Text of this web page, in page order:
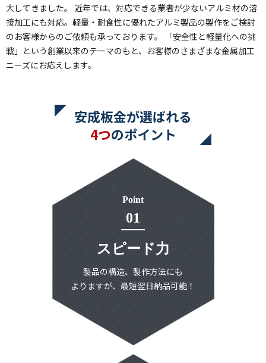
大してきました。
近年では、対応できる業者が少ないアルミ材の溶
接加工にも対応。軽量・耐食性に優れたアルミ製品の製作をご検討
のお客様からのご依頼も承っております。
「安全性と軽量化への挑
戦」という創業以来のテーマのもと、お客様のさまざまな金属加工
ニーズにお応えします。
安成板金が選ばれる
4つのポイント
Point
01
スピード力
製品の構造、製作方法にも
よりますが、最短翌日納品可能！